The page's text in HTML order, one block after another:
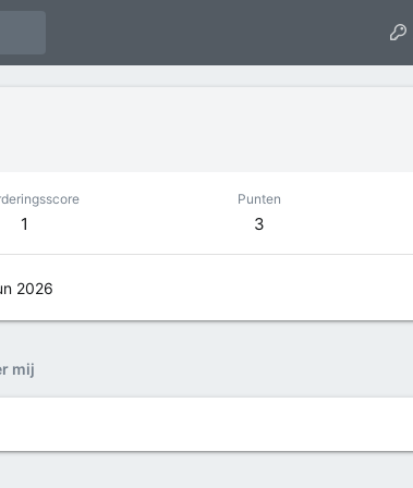
1
Punten
3
2026
mij